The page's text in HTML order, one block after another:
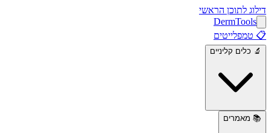
דילוג לתוכן הראשי
DermTools
📋 טמפלייטים
🔬 כלים קליניים
📚 מאמרים